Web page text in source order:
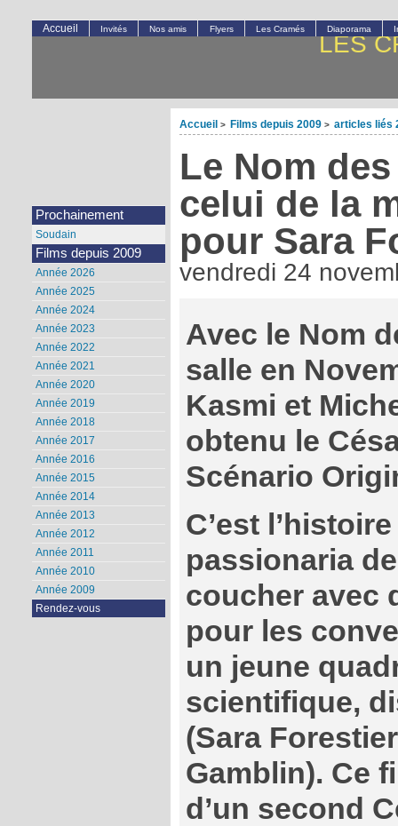
LES
Accueil > Films depuis 2009 > articles liés
Le Nom
celui de la
pour Sara
vendredi 24
Avec le Nom
salle en
Kasmi et
obtenu le
Scénario
C’est
passionaria
coucher avec
pour les
un jeune
scientifique,
(Sara
Gamblin). Ce
d’un second
Accueil Invités Nos amis Flyers Les Cramés Diaporama
Prochainement
Soudain
Films depuis 2009
Année 2026
Année 2025
Année 2024
Année 2023
Année 2022
Année 2021
Année 2020
Année 2019
Année 2018
Année 2017
Année 2016
Année 2015
Année 2014
Année 2013
Année 2012
Année 2011
Année 2010
Année 2009
Rendez-vous